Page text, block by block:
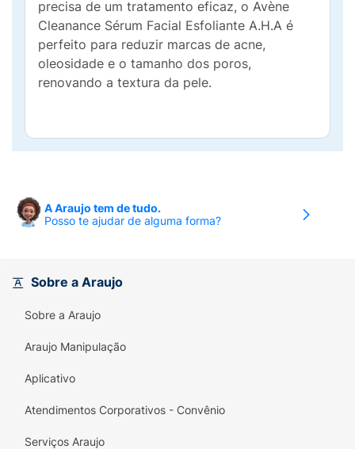
precisa de um tratamento eficaz, o Avène
Cleanance Sérum Facial Esfoliante A.H.A é
perfeito para reduzir marcas de acne,
oleosidade e o tamanho dos poros,
renovando a textura da pele.
A Araujo tem de tudo.
Posso te ajudar de alguma forma?
Sobre a Araujo
Sobre a Araujo
Araujo Manipulação
Aplicativo
Atendimentos Corporativos - Convênio
Serviços Araujo